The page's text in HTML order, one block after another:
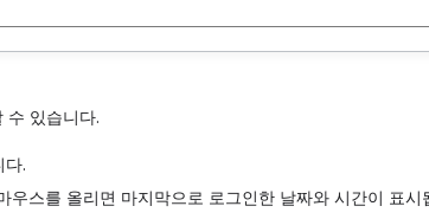
수 있습니다.
다.
우스를 올리면 마지막으로 로그인한 날짜와 시간이 표시